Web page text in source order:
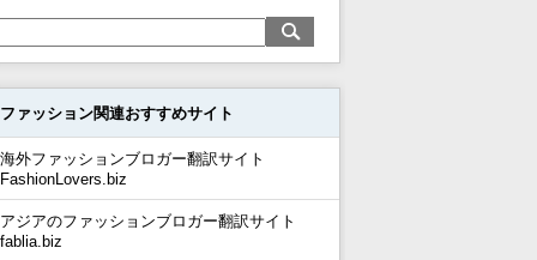
ファッション関連おすすめサイト
海外ファッションブロガー翻訳サイト
FashionLovers.biz
アジアのファッションブロガー翻訳サイト
fablia.biz